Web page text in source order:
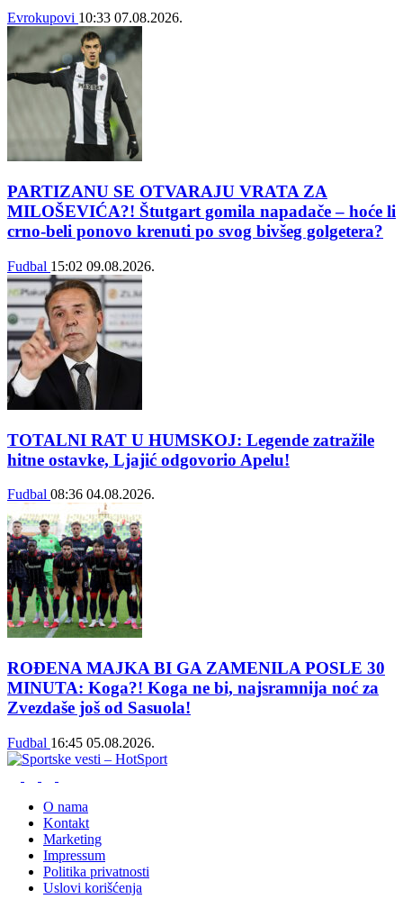
Evrokupovi 10:33 07.08.2026.
PARTIZANU SE OTVARAJU VRATA ZA
MILOŠEVIĆA?! Štutgart gomila napadače – hoće li
crno-beli ponovo krenuti po svog bivšeg golgetera?
Fudbal 15:02 09.08.2026.
TOTALNI RAT U HUMSKOJ: Legende zatražile
hitne ostavke, Ljajić odgovorio Apelu!
Fudbal 08:36 04.08.2026.
ROĐENA MAJKA BI GA ZAMENILA POSLE 30
MINUTA: Koga?! Koga ne bi, najsramnija noć za
Zvezdaše još od Sasuola!
Fudbal 16:45 05.08.2026.
O nama
Kontakt
Marketing
Impressum
Politika privatnosti
Uslovi korišćenja